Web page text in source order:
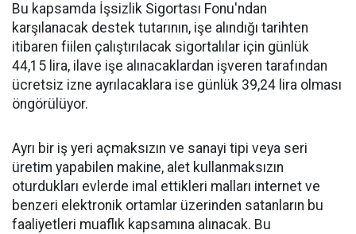
Bu kapsamda İşsizlik Sigortası Fonu'ndan
karşılanacak destek tutarının, işe alındığı tarihten
itibaren fiilen çalıştırılacak sigortalılar için günlük
44,15 lira, ilave işe alınacaklardan işveren tarafından
ücretsiz izne ayrılacaklara ise günlük 39,24 lira olması
öngörülüyor.
Ayrı bir iş yeri açmaksızın ve sanayi tipi veya seri
üretim yapabilen makine, alet kullanmaksızın
oturdukları evlerde imal ettikleri malları internet ve
benzeri elektronik ortamlar üzerinden satanların bu
faaliyetleri muaflık kapsamına alınacak. Bu